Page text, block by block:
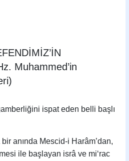
Muhammed’in
ispat eden belli başlı
anında Mescid-i Harâm’dan,
ile başlayan isrâ ve mi‘rac